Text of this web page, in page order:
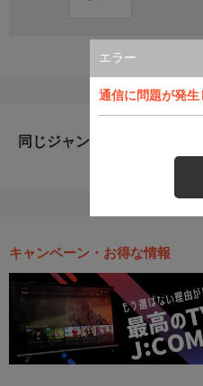
エラー
通信に問題が発
同じジャンルのおすすめ番組
キャンペーン・お得な情報